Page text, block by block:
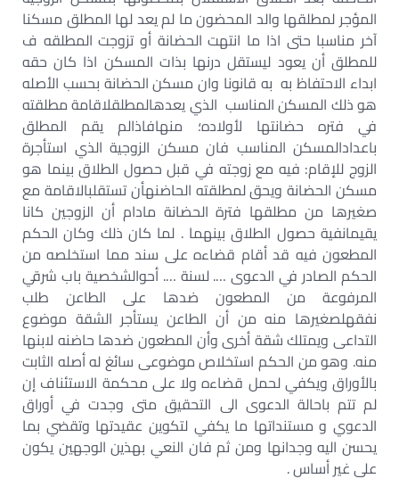
المؤجر لمطلقها والد المحضون ما لم يعد لها المطلق مسكنا
آخر مناسبا حتى اذا ما انتهت الحضانة أو تزوجت المطلقه ف
للمطلق أن يعود ليستقل درنها بذات المسكن اذا كان حقه
ابداء الاحتفاظ به به قانونا وان مسكن الحضانة بحسب الأصله
هو ذلك المسكن المناسب الذي يعدهالمطلقلاقامة مطلقته
في فتره حضانتها لأولاده؛ منهافاذالم يقم المطلق
باعدادالمسكن المناسب فان مسكن الزوجية الذي استأجرة
الزوج للإقام: فيه مع زوجته في قبل حصول الطلاق بينما هو
مسكن الحضانة ويحق لمطلقته الحاضنهأن تستقلبالاقامة مع
صغيرها من مطلقها فترة الحضانة مادام أن الزوجين كانا
يقيمانفية حصول الطلاق بينهما . لما كان ذلك وكان الحكم
المطعون فيه قد أقام قضاءه على سند مما استخلصه من
الحكم الصادر في الدعوى …. لسنة …. أحوالشخصية باب شرقي
المرفوعة من المطعون ضدها على الطاعن طلب
نفقهلصغيرها منه من أن الطاعن يستأجر الشقة موضوع
التداعی ويمتلك شقة أخرى وأن المطعون ضدها حاضنه لابنها
منه. وهو من الحكم استخلاص موضوعی سائغ له أصله الثابت
بالأوراق ويكفي لحمل قضاءه ولا على محكمة الاستئناف إن
لم تتم باحالة الدعوى الى التحقيق متى وجدت في أوراق
الدعوي و مستنداتها ما يكفي لتكوين عقيدتها وتقضي بما
يحسن اليه وجدانها ومن ثم فان النعي بهذين الوجهين يكون
على غير أساس .